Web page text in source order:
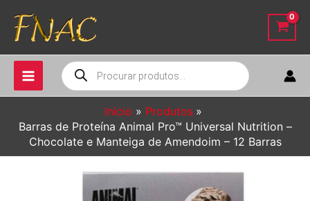
para
conteúdo
Pesquisar
produtos
Início
Produtos
Barras de Proteína Animal Pro™ Universal Nutrition –
Chocolate e Manteiga de Amendoim – 12 Barras